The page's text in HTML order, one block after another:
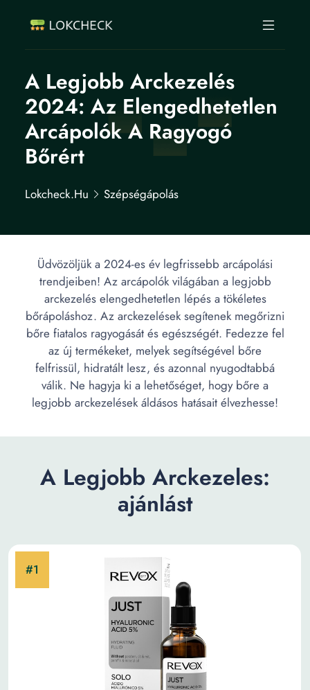
A Legjobb Arckezelés
2024: Az Elengedhetetlen
Arcápolók A Ragyogó
Bőrért
Lokcheck.hu Szépségápolás
Üdvözöljük a 2024-es év legfrissebb arcápolási
trendjeiben! Az arcápolók világában a legjobb
arckezelés elengedhetetlen lépés a tökéletes
bőrápoláshoz. Az arckezelések segítenek megőrizni
bőre fiatalos ragyogását és egészségét. Fedezze fel
az új termékeket, melyek segítségével bőre
felfrissül, hidratált lesz, és azonnal nyugodtabbá
válik. Ne hagyja ki a lehetőséget, hogy bőre a
legjobb arckezelések áldásos hatásait élvezhesse!
A Legjobb Arckezeles:
ajánlást